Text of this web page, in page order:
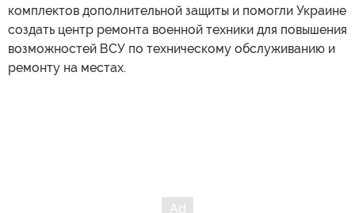
комплектов дополнительной защиты и помогли Украине
создать центр ремонта военной техники для повышения
возможностей ВСУ по техническому обслуживанию и
ремонту на местах.